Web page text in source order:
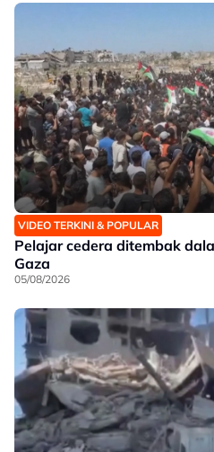
VIDEO TERKINI & POPULAR
Pelajar cedera ditembak
Gaza
05/08/2026